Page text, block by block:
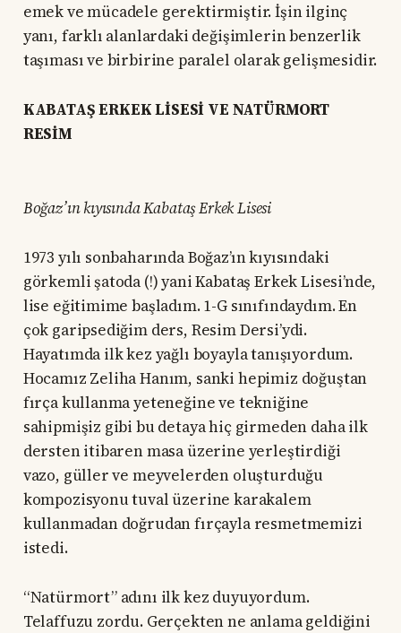
emek ve mücadele gerektirmiştir. İşin ilginç
yanı, farklı alanlardaki değişimlerin benzerlik
taşıması ve birbirine paralel olarak gelişmesidir.
KABATAŞ ERKEK LİSESİ VE NATÜRMORT
RESİM
Boğaz’ın kıyısında Kabataş Erkek Lisesi
1973 yılı sonbaharında Boğaz’ın kıyısındaki
görkemli şatoda (!) yani Kabataş Erkek Lisesi’nde,
lise eğitimime başladım. 1-G sınıfındaydım. En
çok garipsediğim ders, Resim Dersi’ydi.
Hayatımda ilk kez yağlı boyayla tanışıyordum.
Hocamız Zeliha Hanım, sanki hepimiz doğuştan
fırça kullanma yeteneğine ve tekniğine
sahipmişiz gibi bu detaya hiç girmeden daha ilk
dersten itibaren masa üzerine yerleştirdiği
vazo, güller ve meyvelerden oluşturduğu
kompozisyonu tuval üzerine karakalem
kullanmadan doğrudan fırçayla resmetmemizi
istedi.
“Natürmort” adını ilk kez duyuyordum.
Telaffuzu zordu. Gerçekten ne anlama geldiğini